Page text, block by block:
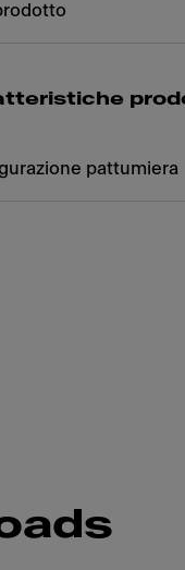
pattumiera